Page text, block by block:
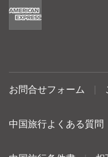
お問合せフォーム
中国旅行よくある質問